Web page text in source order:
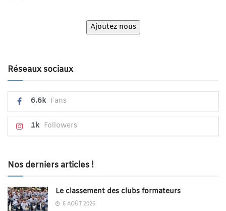
Ajoutez nous
Réseaux sociaux
6.6k Fans
1k Followers
Nos derniers articles !
Le classement des clubs formateurs
6 AOÛT 2026